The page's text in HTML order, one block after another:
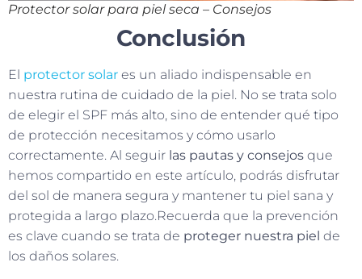
Protector solar para piel seca – Consejos
Conclusión
El protector solar es un aliado indispensable en
nuestra rutina de cuidado de la piel. No se trata solo
de elegir el SPF más alto, sino de entender qué tipo
de protección necesitamos y cómo usarlo
correctamente. Al seguir las pautas y consejos que
hemos compartido en este artículo, podrás disfrutar
del sol de manera segura y mantener tu piel sana y
protegida a largo plazo.Recuerda que la prevención
es clave cuando se trata de proteger nuestra piel de
los daños solares.